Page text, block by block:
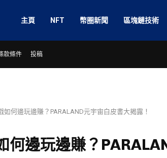
主頁 NFT 幣圈新聞 區塊鏈技術
款條件 投稿
如何邊玩邊賺？PARALAND元宇宙白皮書大揭露！
何邊玩邊賺？